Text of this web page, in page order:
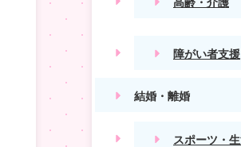
障がい者支援
結婚・離婚
スポーツ・